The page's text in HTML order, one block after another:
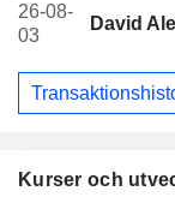
Kurser och
26-08-
03
David